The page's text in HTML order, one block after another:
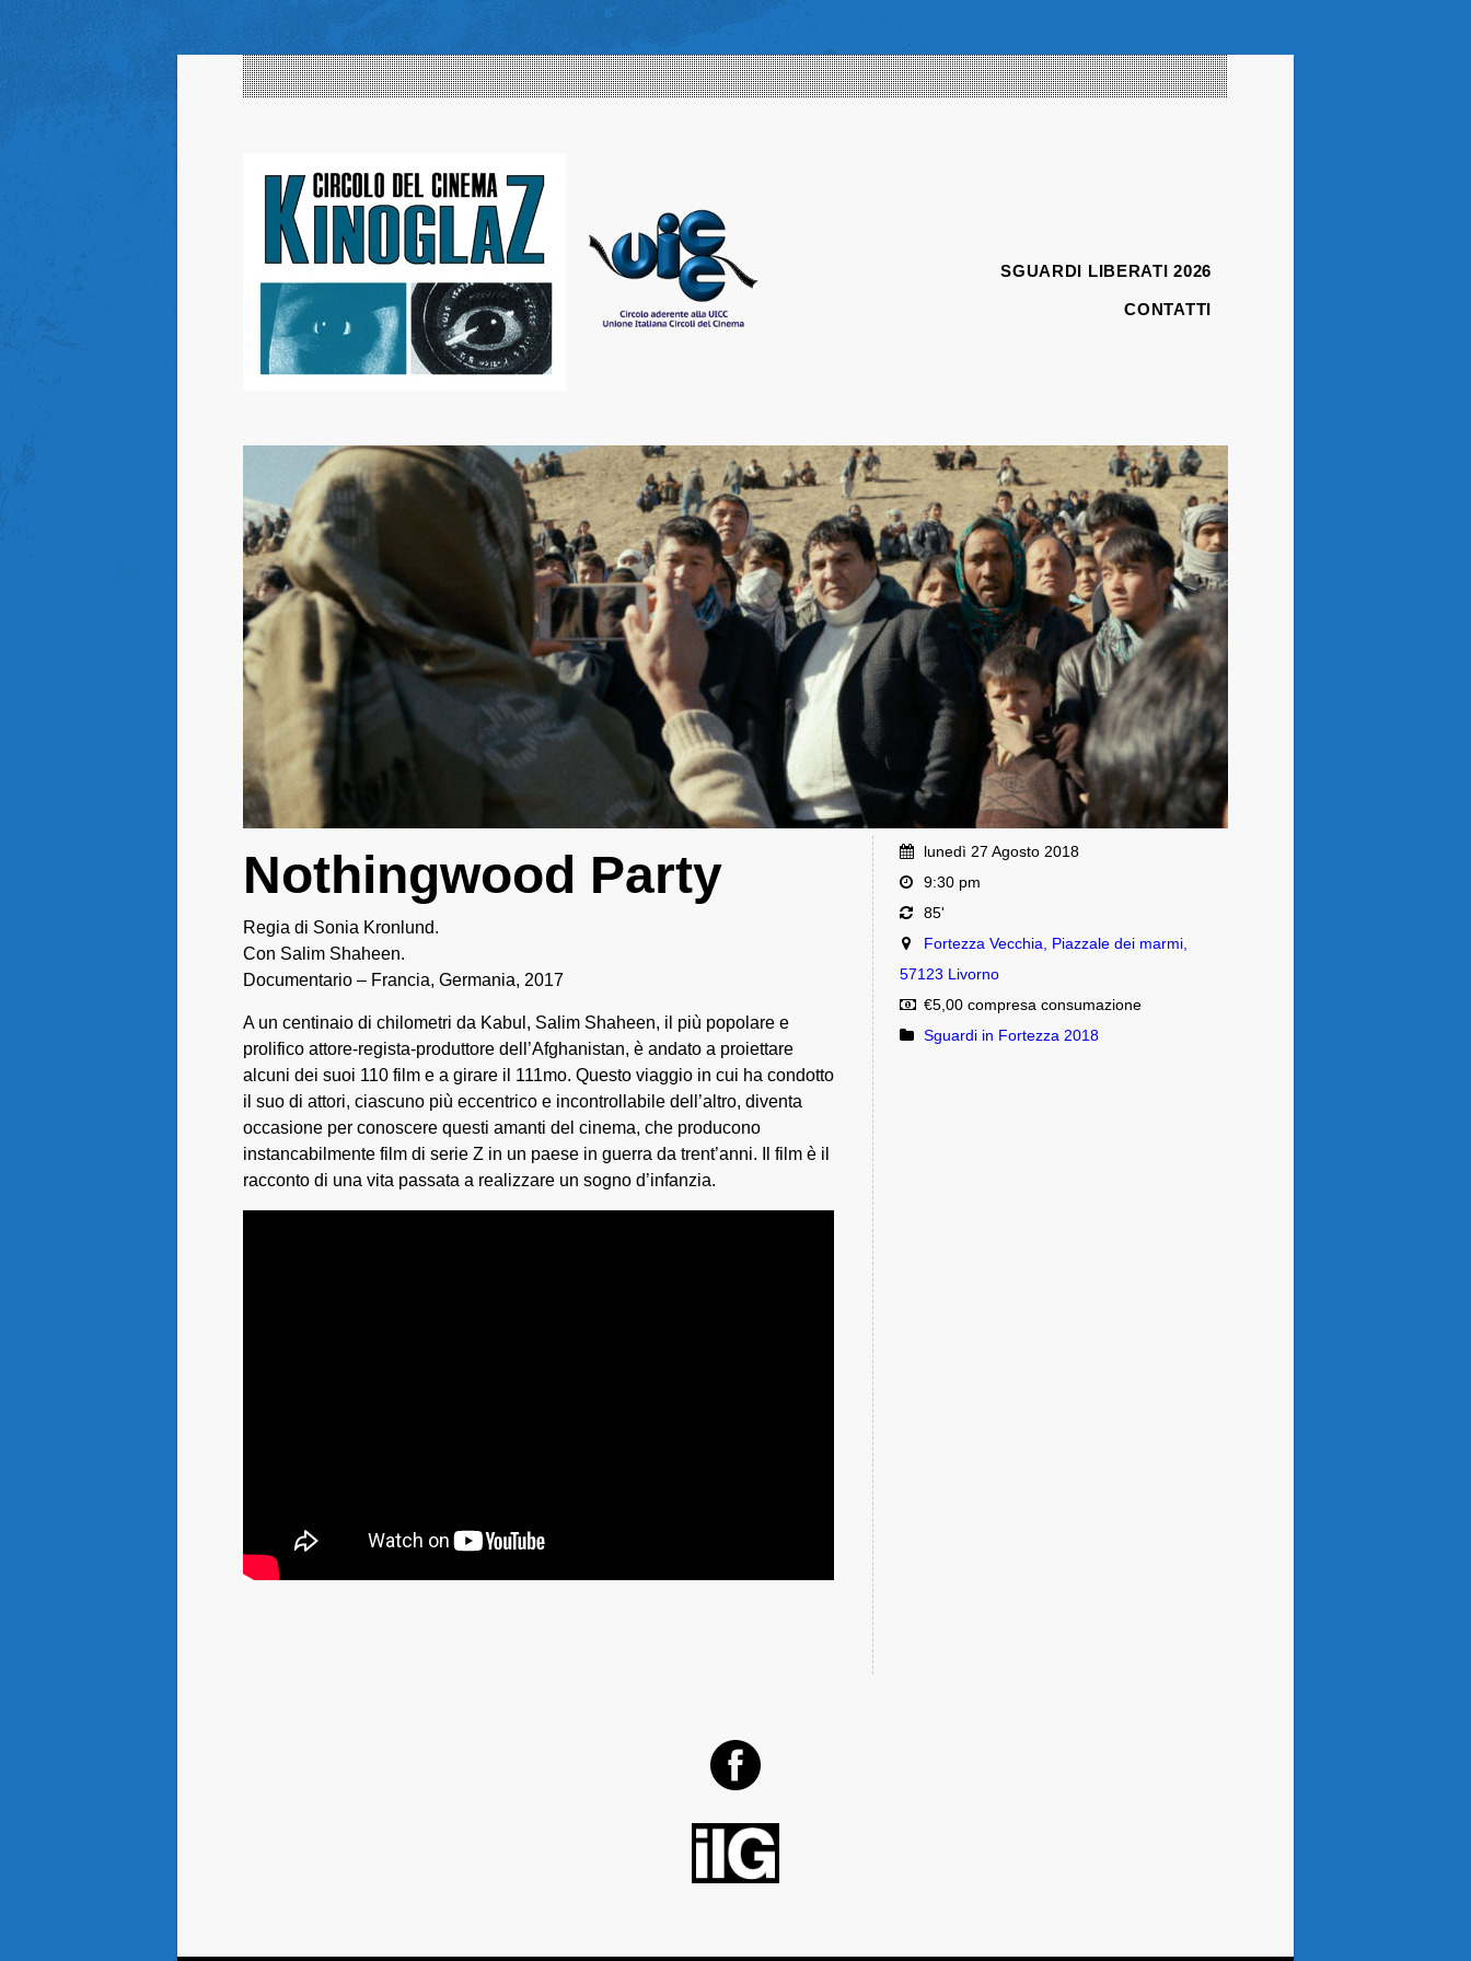
SGUARDI LIBERATI 2026
CONTATTI
Nothingwood Party
Regia di Sonia Kronlund.
Con Salim Shaheen.
Documentario – Francia, Germania, 2017
A un centinaio di chilometri da Kabul, Salim Shaheen, il più popolare e
prolifico attore-regista-produttore dell’Afghanistan, è andato a proiettare
alcuni dei suoi 110 film e a girare il 111mo. Questo viaggio in cui ha condotto
il suo di attori, ciascuno più eccentrico e incontrollabile dell’altro, diventa
occasione per conoscere questi amanti del cinema, che producono
instancabilmente film di serie Z in un paese in guerra da trent’anni. Il film è il
racconto di una vita passata a realizzare un sogno d’infanzia.
lunedì 27 Agosto 2018
9:30 pm
85'
Fortezza Vecchia, Piazzale dei marmi,
57123 Livorno
€5,00 compresa consumazione
Sguardi in Fortezza 2018